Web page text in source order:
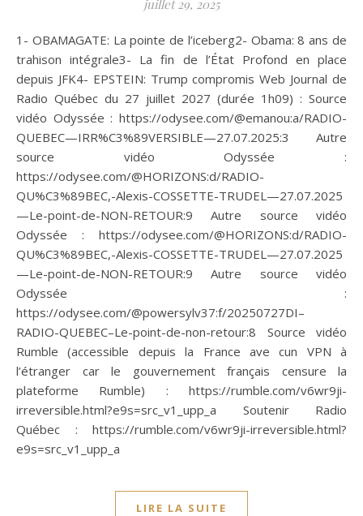
juillet 29, 2025
1- OBAMAGATE: La pointe de l’iceberg2- Obama: 8 ans de
trahison intégrale3- La fin de l’État Profond en place
depuis JFK4- EPSTEIN: Trump compromis Web Journal de
Radio Québec du 27 juillet 2027 (durée 1h09) : Source
vidéo Odyssée : https://odysee.com/@emanou:a/RADIO-
QUEBEC—IRR%C3%89VERSIBLE—27.07.2025:3 Autre
source vidéo Odyssée :
https://odysee.com/@HORIZONS:d/RADIO-
QU%C3%89BEC,-Alexis-COSSETTE-TRUDEL—27.07.2025
—Le-point-de-NON-RETOUR:9 Autre source vidéo
Odyssée : https://odysee.com/@HORIZONS:d/RADIO-
QU%C3%89BEC,-Alexis-COSSETTE-TRUDEL—27.07.2025
—Le-point-de-NON-RETOUR:9 Autre source vidéo
Odyssée :
https://odysee.com/@powersylv37:f/20250727DI–
RADIO-QUEBEC–Le-point-de-non-retour:8 Source vidéo
Rumble (accessible depuis la France ave cun VPN à
l’étranger car le gouvernement français censure la
plateforme Rumble) : https://rumble.com/v6wr9ji-
irreversible.html?e9s=src_v1_upp_a Soutenir Radio
Québec : https://rumble.com/v6wr9ji-irreversible.html?
e9s=src_v1_upp_a
LIRE LA SUITE